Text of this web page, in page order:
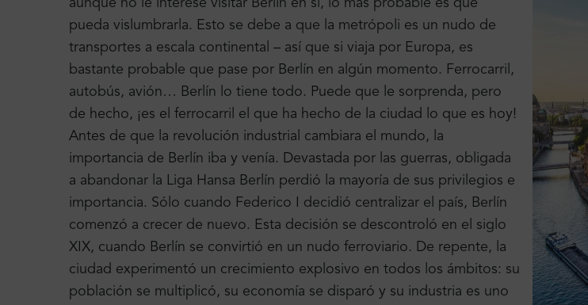
aunque no le interese visitar Berlín en sí, lo más probable es que
pueda vislumbrarla. Esto se debe a que la metrópoli es un nudo de
transportes a escala continental – así que si viaja por Europa, es
bastante probable que pase por Berlín en algún momento. Ferrocarril,
autobús, avión… Berlín lo tiene todo. Puede que le sorprenda, pero
de hecho, ¡es el ferrocarril el que ha hecho de la ciudad lo que es hoy!
Antes de que la revolución industrial cambiara el mundo, la
importancia de Berlín iba y venía. Devastada por las guerras, obligada
a abandonar la Liga Hansa Berlín perdió la mayoría de sus privilegios e
importancia. Sólo cuando Federico I decidió centralizar el país, Berlín
comenzó a crecer de nuevo. Esta decisión se descontroló en el siglo
XIX, cuando Berlín se convirtió en un nudo ferroviario. De repente, la
ciudad experimentó un crecimiento explosivo en todos los ámbitos: su
población se multiplicó, su economía se disparó y su industria es uno